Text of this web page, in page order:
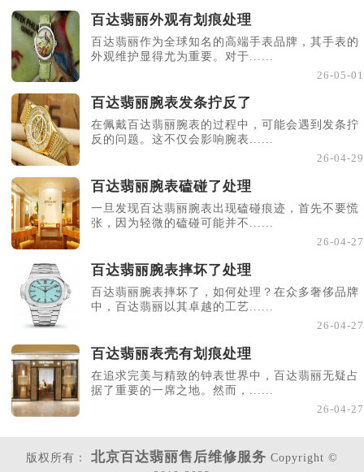
百达翡丽外观有划痕处理
百达翡丽作为全球知名的高端手表品牌，其手表的
外观维护显得尤为重要。对于......
26-05-01
百达翡丽腕表发条拧反了
在佩戴百达翡丽腕表的过程中，可能会遇到发条拧
反的问题。这不仅会影响腕表......
26-04-29
百达翡丽腕表磕碰了处理
一旦发现百达翡丽腕表出现磕碰痕迹，首先不要慌
张，因为轻微的磕碰可能并不......
26-04-27
百达翡丽腕表摔坏了处理
百达翡丽腕表摔坏了，如何处理？在众多奢侈品牌
中，百达翡丽以其卓越的工艺......
26-04-27
百达翡丽表壳有划痕处理
在追求完美与精致的钟表世界中，百达翡丽无疑占
据了重要的一席之地。然而，......
26-04-27
版权所有： 北京百达翡丽售后维修服务 Copyright ©